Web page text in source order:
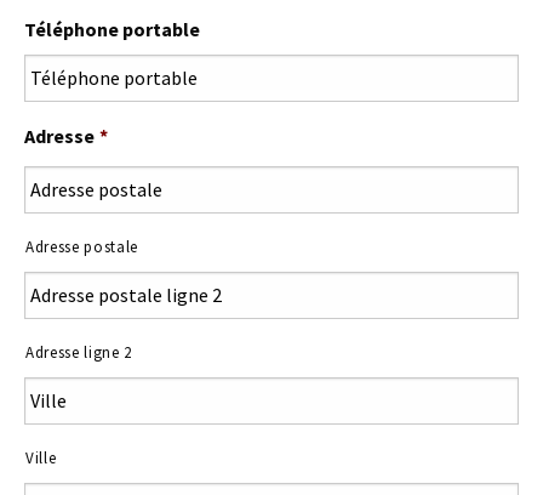
Téléphone portable
Adresse *
Adresse postale
Adresse ligne 2
Ville